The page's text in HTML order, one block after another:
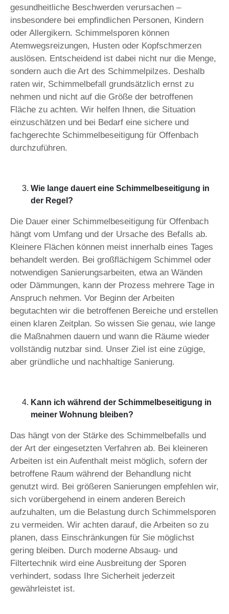
gesundheitliche Beschwerden verursachen –
insbesondere bei empfindlichen Personen, Kindern
oder Allergikern. Schimmelsporen können
Atemwegsreizungen, Husten oder Kopfschmerzen
auslösen. Entscheidend ist dabei nicht nur die Menge,
sondern auch die Art des Schimmelpilzes. Deshalb
raten wir, Schimmelbefall grundsätzlich ernst zu
nehmen und nicht auf die Größe der betroffenen
Fläche zu achten. Wir helfen Ihnen, die Situation
einzuschätzen und bei Bedarf eine sichere und
fachgerechte Schimmelbeseitigung für Offenbach
durchzuführen.
Wie lange dauert eine Schimmelbeseitigung in
der Regel?
Die Dauer einer Schimmelbeseitigung für Offenbach
hängt vom Umfang und der Ursache des Befalls ab.
Kleinere Flächen können meist innerhalb eines Tages
behandelt werden. Bei großflächigem Schimmel oder
notwendigen Sanierungsarbeiten, etwa an Wänden
oder Dämmungen, kann der Prozess mehrere Tage in
Anspruch nehmen. Vor Beginn der Arbeiten
begutachten wir die betroffenen Bereiche und erstellen
einen klaren Zeitplan. So wissen Sie genau, wie lange
die Maßnahmen dauern und wann die Räume wieder
vollständig nutzbar sind. Unser Ziel ist eine zügige,
aber gründliche und nachhaltige Sanierung.
Kann ich während der Schimmelbeseitigung in
meiner Wohnung bleiben?
Das hängt von der Stärke des Schimmelbefalls und
der Art der eingesetzten Verfahren ab. Bei kleineren
Arbeiten ist ein Aufenthalt meist möglich, sofern der
betroffene Raum während der Behandlung nicht
genutzt wird. Bei größeren Sanierungen empfehlen wir,
sich vorübergehend in einem anderen Bereich
aufzuhalten, um die Belastung durch Schimmelsporen
zu vermeiden. Wir achten darauf, die Arbeiten so zu
planen, dass Einschränkungen für Sie möglichst
gering bleiben. Durch moderne Absaug- und
Filtertechnik wird eine Ausbreitung der Sporen
verhindert, sodass Ihre Sicherheit jederzeit
gewährleistet ist.